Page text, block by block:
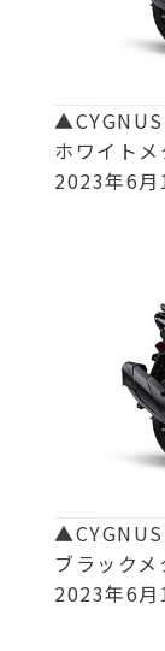
▲CYGNUS
ホワイト
2023年6月
▲CYGNUS
ブラック
2023年6月